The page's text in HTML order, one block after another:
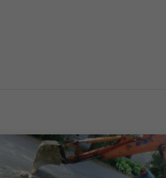
квара на уличној